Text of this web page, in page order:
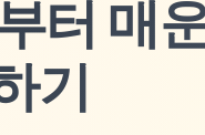
터 매
기